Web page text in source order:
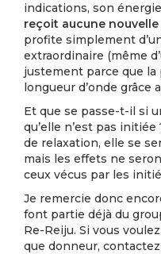
indications, son
reçoit aucune
profite simplement
extraordinaire (même
justement parce que
longueur d’onde grâce
Et que se passe-t-il si
qu’elle n’est pas
de relaxation, elle se
mais les effets ne
ceux vécus par les
Je remercie donc
font partie déjà du
Re-Reiju. Si vous
que donneur,